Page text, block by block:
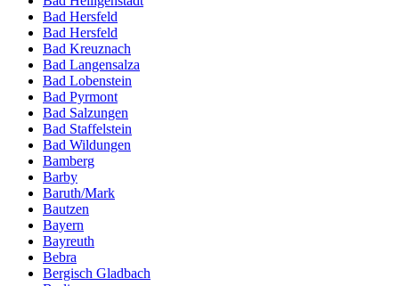
Bad Hersfeld
Bad Hersfeld
Bad Kreuznach
Bad Langensalza
Bad Lobenstein
Bad Pyrmont
Bad Salzungen
Bad Staffelstein
Bad Wildungen
Bamberg
Barby
Baruth/Mark
Bautzen
Bayern
Bayreuth
Bebra
Bergisch Gladbach